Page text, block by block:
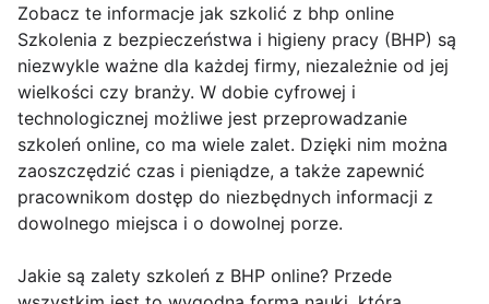
Zobacz te informacje jak szkolić z bhp online
Szkolenia z bezpieczeństwa i higieny pracy (BHP) są
niezwykle ważne dla każdej firmy, niezależnie od jej
wielkości czy branży. W dobie cyfrowej i
technologicznej możliwe jest przeprowadzanie
szkoleń online, co ma wiele zalet. Dzięki nim można
zaoszczędzić czas i pieniądze, a także zapewnić
pracownikom dostęp do niezbędnych informacji z
dowolnego miejsca i o dowolnej porze.
Jakie są zalety szkoleń z BHP online? Przede